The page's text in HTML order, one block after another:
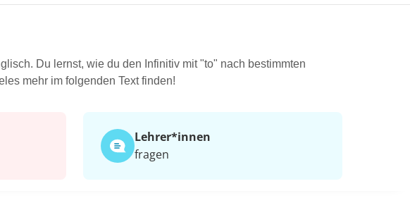
Du lernst, wie du den Infinitiv mit "to" nach bestimmten
mehr im folgenden Text finden!
Lehrer*​innen
fragen